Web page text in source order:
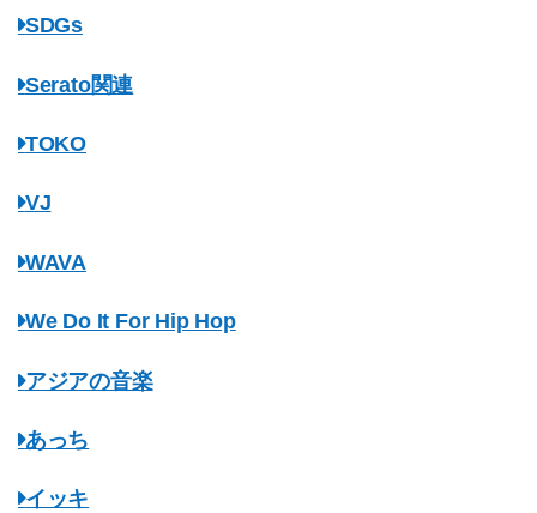
SDGs
Serato関連
TOKO
VJ
WAVA
We Do It For Hip Hop
アジアの音楽
あっち
イッキ